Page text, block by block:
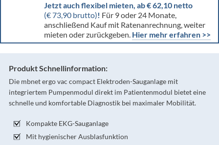
Jetzt auch flexibel mieten, ab € 62,10 netto
(€ 73,90 brutto)! Für 9 oder 24 Monate,
anschließend Kauf mit Ratenanrechnung, weiter
mieten oder zurückgeben. Hier mehr erfahren >>
Produkt Schnellinformation:
Die mbnet ergo vac compact Elektroden-Sauganlage mit
integriertem Pumpenmodul direkt im Patientenmodul bietet eine
schnelle und komfortable Diagnostik bei maximaler Mobilität.
Kompakte EKG-Sauganlage
Mit hygienischer Ausblasfunktion